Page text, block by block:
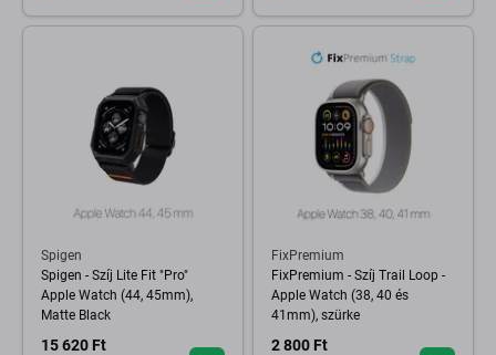
Spigen
Spigen - Szíj Lite Fit "Pro"
Apple Watch (44, 45mm),
Matte Black
15 620 Ft
FixPremium
FixPremium - Szíj Trail Loop -
Apple Watch (38, 40 és
41mm), szürke
2 800 Ft